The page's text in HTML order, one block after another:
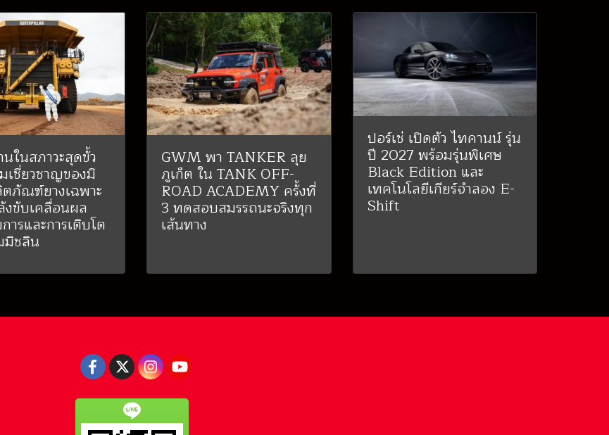
นในสภาวะสุดขั้ว
เชี่ยวชาญของมิ
ภัณฑ์ยางเฉพาะ
ขับเคลื่อนผล
ารและการเติบโต
มิชลิน
GWM พา TANKER ลุย
ภูเก็ต ใน TANK OFF-
ROAD ACADEMY ครั้งที่
3 ทดสอบสมรรถนะจริงทุก
เส้นทาง
ปอร์เช่ เปิดตัว ไทคานน์ รุ่น
ปี 2027 พร้อมรุ่นพิเศษ
Black Edition และ
เทคโนโลยีเกียร์จำลอง E-
Shift